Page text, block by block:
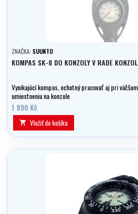
ZNAČKA: SUUNTO
KOMPAS SK-8 DO KONZOLY V RADE
Vynikajúcí kompas, ochotný pracovať aj pri
umiestneniu na konzole
1 890 Kč
 Vložiť do košíka